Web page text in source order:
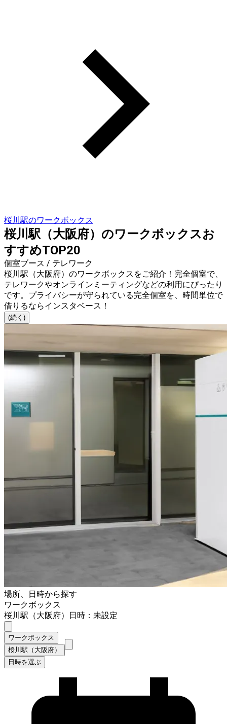
桜川駅のワークボックス
桜川駅（大阪府）のワークボックスお
すすめTOP20
個室ブース / テレワーク
桜川駅（大阪府）のワークボックスをご紹介！完全個室で、
テレワークやオンラインミーティングなどの利用にぴったり
です。プライバシーが守られている完全個室を、時間単位で
借りるならインスタベース！
(続く)
場所、日時から探す
ワークボックス
桜川駅（大阪府）
日時：未設定
ワークボックス
桜川駅（大阪府）
日時を選ぶ